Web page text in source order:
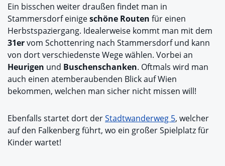
Ein bisschen weiter draußen findet man in
Stammersdorf einigeschöne Routen für einen
Herbstspaziergang. Idealerweise kommt man mit dem
31ervom Schottenring nach Stammersdorf und kann
von dort verschiedenste Wege wählen. Vorbei an
Heurigen und Buschenschanken. Oftmals wird man
auch einen atemberaubenden Blick auf Wien
bekommen, welchen man sicher nicht missen will!
Ebenfalls startet dort derStadtwanderweg 5, welcher
auf den Falkenberg führt, wo ein großer Spielplatz für
Kinder wartet!